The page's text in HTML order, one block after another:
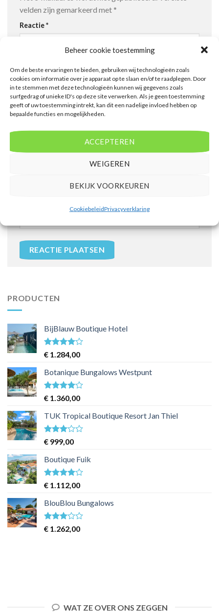
Beheer cookie toestemming
Om de beste ervaringen te bieden, gebruiken wij technologieën zoals
cookies om informatie over je apparaat op te slaan en/of te raadplegen. Door
in te stemmen met deze technologieën kunnen wij gegevens zoals
surfgedrag of unieke ID's op deze site verwerken. Als je geen toestemming
geeft of uw toestemming intrekt, kan dit een nadelige invloed hebben op
bepaalde functies en mogelijkheden.
ACCEPTEREN
WEIGEREN
BEKIJK VOORKEUREN
CookiebeleidPrivacyverklaring
velden zijn gemarkeerd met *
Reactie*
Naam*
E-mail*
PRODUCTEN
BijBlauw Boutique Hotel
Waardering
€ 1.284,00
Botanique Bungalows Westpunt
Waardering
€ 1.360,00
TUK Tropical Boutique Resort Jan Thiel
Waardering
uit 5
€ 999,00
Boutique Fuik
Waardering
€ 1.112,00
BlouBlou Bungalows
Waardering
€ 1.262,00
WAT ZE OVER ONS ZEGGEN